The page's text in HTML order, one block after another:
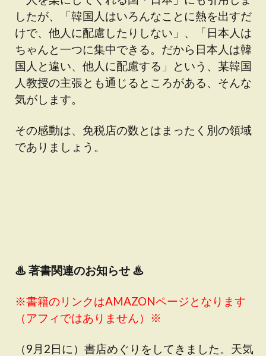
したが、「韓国人はいろんなことに熱を出すだ
けで、他人に配慮したりしない」、「日本人は
ちゃんと一つに集中できる。だから日本人は韓
国人と違い、他人に配慮する」という、某韓国
人教授の主張とも通じるところがある、そんな
気がします。
その感動は、免税店の数とはまったく別の領域
でありましょう。
♨著書関連のお知らせ ♨
※書籍のリンクはAMAZONページとなります
（アフィではありません）※
（9月2日に）書店めぐりをしてきました。天気